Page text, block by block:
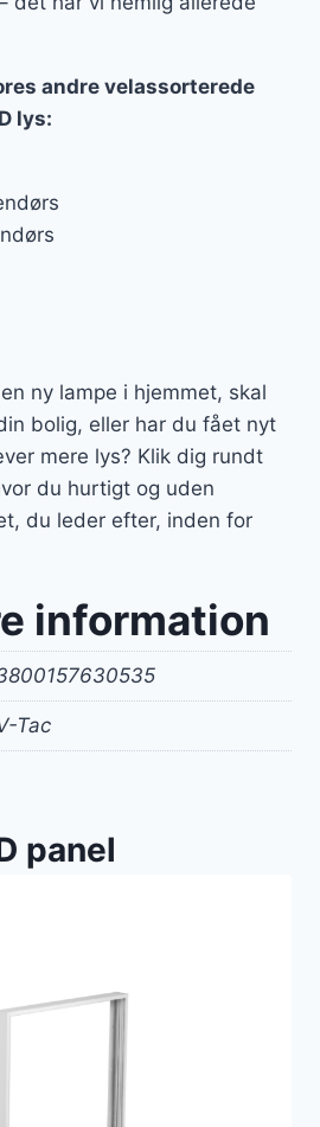
andre velassorterede
lys:
ny lampe i hjemmet, skal
bolig, eller har du fået nyt
mere lys? Klik dig rundt
du hurtigt og uden
du leder efter, inden for
information
Tac
panel